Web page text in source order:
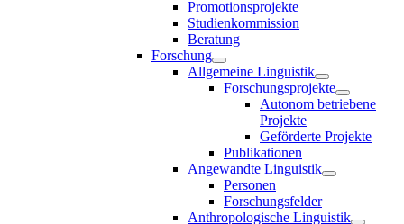
Promotionsprojekte
Studienkommission
Beratung
Forschung
Allgemeine Linguistik
Forschungsprojekte
Autonom betriebene
Projekte
Geförderte Projekte
Publikationen
Angewandte Linguistik
Personen
Forschungsfelder
Anthropologische Linguistik